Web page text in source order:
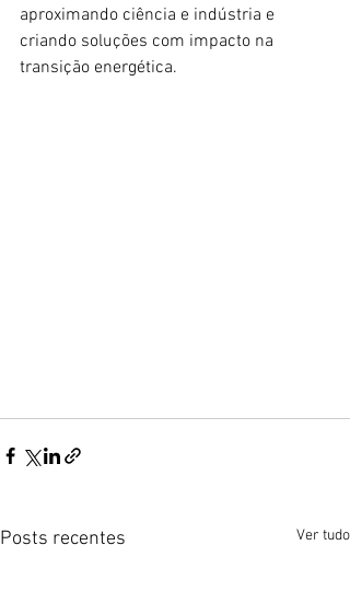
aproximando ciência e indústria e
criando soluções com impacto na
transição energética.
Posts recentes Ver tudo